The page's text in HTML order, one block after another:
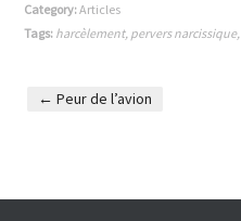
Category:Articles
Tags: harcèlement, pervers narcissique,
← Peur de l’avion